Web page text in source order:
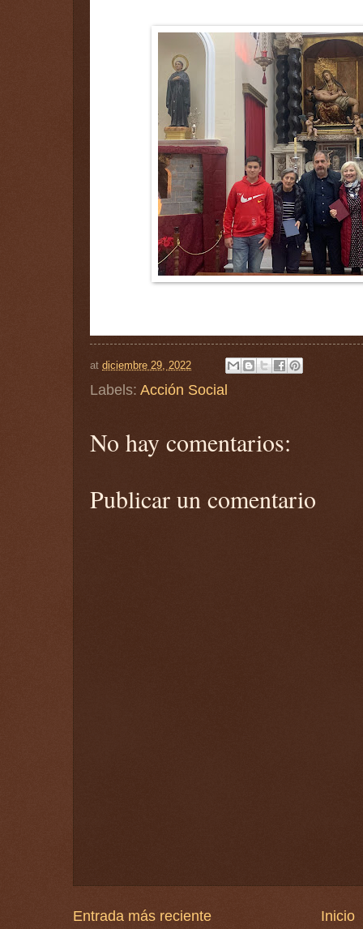
at diciembre 29, 2022
Labels: Acción Social
No hay comentarios:
Publicar un comentario
Entrada más reciente Inicio